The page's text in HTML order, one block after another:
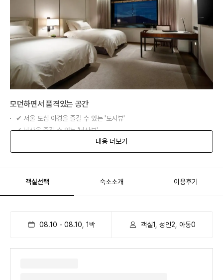
모던하면서 품격있는 공간
✔ 서울 도심 야경을 즐길 수 있는 '도시뷰'
✔ 남산을 즐길 수 있는 '남산뷰'
✔ 시간이 흐를수록 빛나는 절제된 디자인
내용 더보기
객실선택 숙소소개 이용후기
08.10 - 08.10 1 박 객실1, 성인2, 아동0